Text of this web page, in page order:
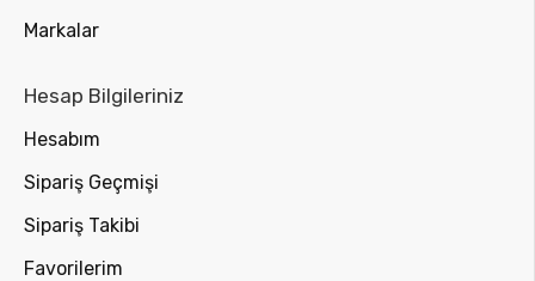
Markalar
Hesap Bilgileriniz
Hesabım
Sipariş Geçmişi
Sipariş Takibi
Favorilerim